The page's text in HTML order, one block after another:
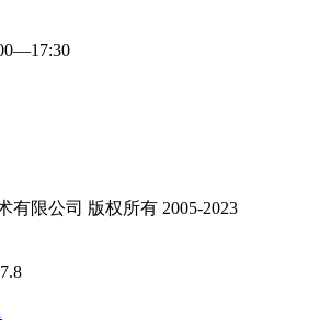
有限公司 版权所有 2005-2023
7.8